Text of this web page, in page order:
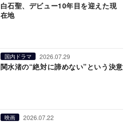
白石聖、デビュー10年目を迎えた現
在地
国内ドラマ 2026.07.29
関水渚の“絶対に諦めない”という決意
映画 2026.07.22